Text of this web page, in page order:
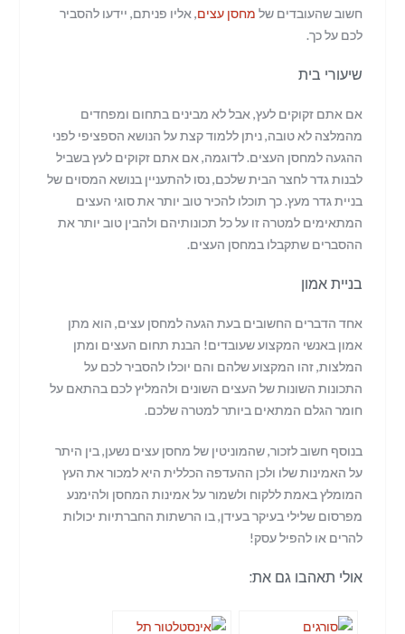
חשוב שהעובדים של מחסן עצים, אליו פניתם, יידעו להסביר
לכם על כך.
שיעורי בית
אם אתם זקוקים לעץ, אבל לא מבינים בתחום ומפחדים
מהמלצה לא טובה, ניתן ללמוד קצת על הנושא הספציפי לפני
ההגעה למחסן העצים. לדוגמה, אם אתם זקוקים לעץ בשביל
לבנות גדר לחצר הבית שלכם, נסו להתעניין בנושא המסוים של
בניית גדר מעץ. כך תוכלו להכיר טוב יותר את סוגי העצים
המתאימים למטרה זו על כל תכונותיהם ולהבין טוב יותר את
ההסברים שתקבלו במחסן העצים.
בניית אמון
אחד הדברים החשובים בעת הגעה למחסן עצים, הוא מתן
אמון באנשי המקצוע שעובדים! הבנת תחום העצים ומתן
המלצות, זהו המקצוע שלהם והם יוכלו להסביר לכם על
התכונות השונות של העצים השונים ולהמליץ לכם בהתאם על
חומר הגלם המתאים ביותר למטרה שלכם.
בנוסף חשוב לזכור, שהמוניטין של מחסן עצים נשען, בין היתר
על האמינות שלו ולכן ההעדפה הכללית היא למכור את העץ
המומלץ באמת ללקוח ולשמור על אמינות המחסן ולהימנע
מפרסום שלילי בעיקר בעידן, בו הרשתות החברתיות יכולות
להרים או להפיל עסק!
אולי תאהבו גם את: